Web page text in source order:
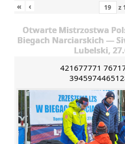
« ‹ z
Otwarte Mistrzostwa
Biegach Narciarskich —
Lubelski,
421677771